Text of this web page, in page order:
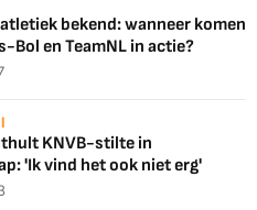
bekend: wanneer komen
Bol en TeamNL in actie?
KNVB-stilte in
'Ik vind het ook niet erg'